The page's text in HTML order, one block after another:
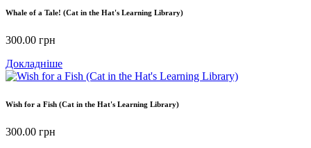
Whale of a Tale! (Cat in the Hat's Learning Library)
300.00 грн
Докладніше
Wish for a Fish (Cat in the Hat's Learning Library)
300.00 грн